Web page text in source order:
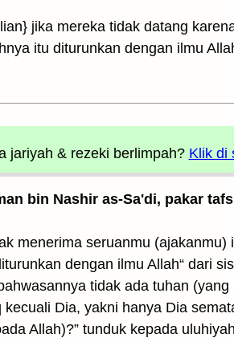
jika mereka tidak datang
itu diturunkan dengan ilmu
jariyah & rezeki berlimpah? Klik di
bin Nashir as-Sa'di, pakar
menerima seruanmu (ajakanmu)
dengan ilmu Allah“ dari
tidak ada tuhan
Dia, yakni hanya Dia
Allah)?” tunduk kepada